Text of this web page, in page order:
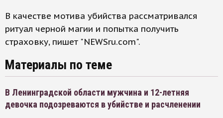
В качестве мотива убийства рассматривался
ритуал черной магии и попытка получить
страховку, пишет "NEWSru.com".
Материалы по теме
В Ленинградской области мужчина и 12-летняя
девочка подозреваются в убийстве и расчленении